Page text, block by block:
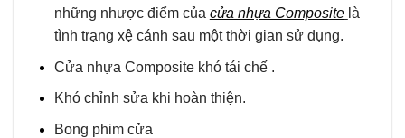
những nhược điểm của cửa nhựa Composite là
tình trạng xệ cánh sau một thời gian sử dụng.
Cửa nhựa Composite khó tái chế .
Khó chỉnh sửa khi hoàn thiện.
Bong phim cửa